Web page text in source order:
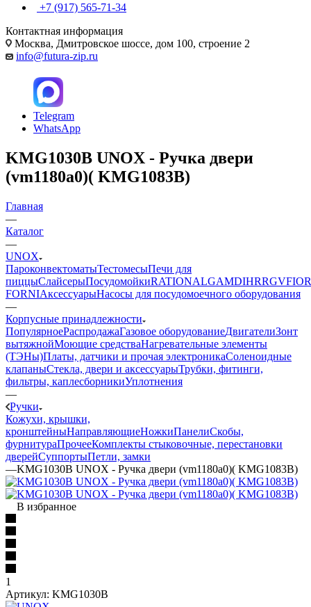
+7 (917) 565-71-34
Контактная информация
Москва, Дмитровское шоссе, дом 100, строение 2
info@futura-zip.ru
Telegram
WhatsApp
KMG1030B UNOX - Ручка двери
(vm1180a0)( KMG1083B)
Главная
—
Каталог
—
UNOX
ПароконвектоматыТестомесыПечи для
пиццыСлайсерыПосудомойкиRATIONALGAMDIHRRGV
FORNIАксессуарыНасосы для посудомоечного оборудования
—
Корпусные принадлежности
ПопулярноеРаспродажаГазовое оборудованиеДвигателиЗонт
вытяжнойМоющие средстваНагревательные элементы
(ТЭНы)Платы, датчики и прочая электроникаСоленоидные
клапаныСтекла, двери и аксессуарыТрубки, фитинги,
фильтры, каплесборникиУплотнения
—
Ручки
Кожухи, крышки,
кронштейныНаправляющиеНожкиПанелиCкобы,
фурнитураПрочееКомплекты стыковочные, перестановки
дверейСуппортыПетли, замки
—KMG1030B UNOX - Ручка двери (vm1180a0)( KMG1083B)
В избранное
1
Артикул: KMG1030B